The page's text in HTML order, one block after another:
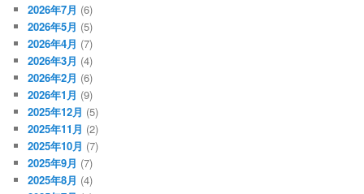
2026年7月 (6)
2026年5月 (5)
2026年4月 (7)
2026年3月 (4)
2026年2月 (6)
2026年1月 (9)
2025年12月 (5)
2025年11月 (2)
2025年10月 (7)
2025年9月 (7)
2025年8月 (4)